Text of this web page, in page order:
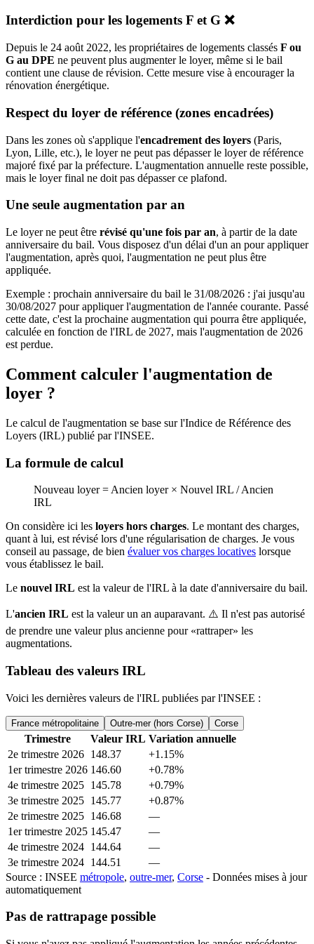
Interdiction pour les logements F et G ❌
Depuis le 24 août 2022, les propriétaires de logements classés F ou
G au DPE ne peuvent plus augmenter le loyer, même si le bail
contient une clause de révision. Cette mesure vise à encourager la
rénovation énergétique.
Respect du loyer de référence (zones encadrées)
Dans les zones où s'applique l'encadrement des loyers (Paris,
Lyon, Lille, etc.), le loyer ne peut pas dépasser le loyer de référence
majoré fixé par la préfecture. L'augmentation annuelle reste possible,
mais le loyer final ne doit pas dépasser ce plafond.
Une seule augmentation par an
Le loyer ne peut être révisé qu'une fois par an, à partir de la date
anniversaire du bail. Vous disposez d'un délai d'un an pour appliquer
l'augmentation, après quoi, l'augmentation ne peut plus être
appliquée.
Exemple : prochain anniversaire du bail le 31/08/2026 : j'ai jusqu'au
30/08/2027 pour appliquer l'augmentation de l'année courante. Passé
cette date, c'est la prochaine augmentation qui pourra être appliquée,
calculée en fonction de l'IRL de 2027, mais l'augmentation de 2026
est perdue.
Comment calculer l'augmentation de
loyer ?
Le calcul de l'augmentation se base sur l'Indice de Référence des
Loyers (IRL) publié par l'INSEE.
La formule de calcul
Nouveau loyer = Ancien loyer × Nouvel IRL / Ancien
IRL
On considère ici les loyers hors charges. Le montant des charges,
quant à lui, est révisé lors d'une régularisation de charges. Je vous
conseil au passage, de bien évaluer vos charges locatives lorsque
vous établissez le bail.
Le nouvel IRL est la valeur de l'IRL à la date d'anniversaire du bail.
L'ancien IRL est la valeur un an auparavant. ⚠️ Il n'est pas autorisé
de prendre une valeur plus ancienne pour «rattraper» les
augmentations.
Tableau des valeurs IRL
Voici les dernières valeurs de l'IRL publiées par l'INSEE :
France métropolitaine Outre-mer (hors Corse) Corse
Trimestre Valeur IRL Variation annuelle
2e trimestre 2026 148.37 +1.15%
1er trimestre 2026 146.60 +0.78%
4e trimestre 2025 145.78 +0.79%
3e trimestre 2025 145.77 +0.87%
2e trimestre 2025 146.68
—
1er trimestre 2025 145.47
—
4e trimestre 2024 144.64
—
3e trimestre 2024 144.51
—
Source : INSEE métropole, outre-mer, Corse - Données mises à jour
automatiquement
Pas de rattrapage possible